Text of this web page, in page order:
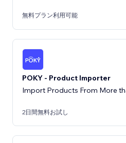
無料プラン利用可能
POKY - Product Importer
Import Products From More
2日間無料お試し